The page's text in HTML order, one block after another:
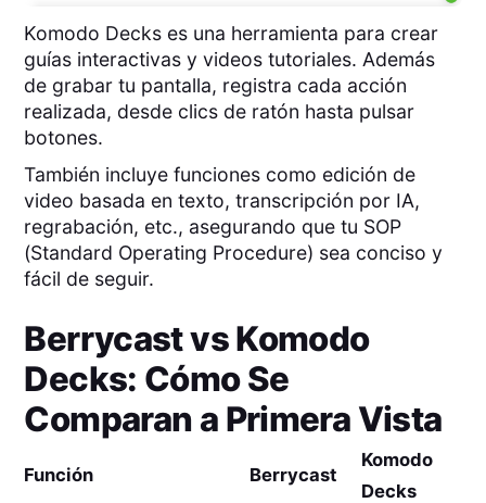
Komodo Decks es una herramienta para crear
guías interactivas y videos tutoriales. Además
de grabar tu pantalla, registra cada acción
realizada, desde clics de ratón hasta pulsar
botones.
También incluye funciones como edición de
video basada en texto, transcripción por IA,
regrabación, etc., asegurando que tu SOP
(Standard Operating Procedure) sea conciso y
fácil de seguir.
BerrycastvsKomodo
Decks: Cómo Se
Comparan a Primera Vista
Función Berrycast
Komodo
Decks